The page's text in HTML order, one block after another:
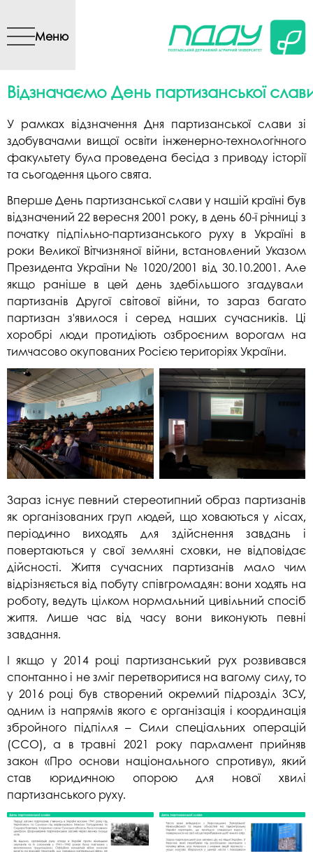
вмісту
Меню
Відзначаємо День партизанської
У рамках відзначення Дня партизанської слави зі
здобувачами вищої освіти інженерно-технологічного
факультету була проведена бесіда з приводу історії
та сьогодення цього свята.
Вперше День партизанської слави у нашій країні був
відзначений 22 вересня 2001 року, в день 60-ї річниці з
початку підпільно-партизанського руху в Україні в
роки Великої Вітчизняної війни, встановлений Указом
Президента України № 1020/2001 від 30.10.2001. Але
якщо раніше в цей день здебільшого згадували
партизанів Другої світової війни, то зараз багато
партизан з'явилося і серед наших сучасників. Ці
хоробрі люди протидіють озброєним ворогам на
тимчасово окупованих Росією територіях України.
Зараз існує певний стереотипний образ партизанів
як організованих груп людей, що ховаються у лісах,
періодично виходять для здійснення завдань і
повертаються у свої земляні сховки, не відповідає
дійсності. Життя сучасних партизанів мало чим
відрізняється від побуту співгромадян: вони ходять на
роботу, ведуть цілком нормальний цивільний спосіб
життя. Лише час від часу вони виконують певні
завдання.
І якщо у 2014 році партизанський рух розвивався
спонтанно і не зміг перетворитися на вагому силу, то
у 2016 році був створений окремий підрозділ ЗСУ,
одним із напрямів якого є організація і координація
збройного підпілля – Сили спеціальних операцій
(ССО), а в травні 2021 року парламент прийняв
закон «Про основи національного спротиву», який
став юридичною опорою для нової хвилі
партизанського руху.